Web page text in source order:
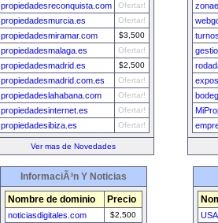
propiedadesreconquista.com Ofertar!
propiedadesmurcia.es Ofertar!
propiedadesmiramar.com $3,500
propiedadesmalaga.es Ofertar!
propiedadesmadrid.es $2,500
propiedadesmadrid.com.es Ofertar!
propiedadeslahabana.com Ofertar!
propiedadesinternet.es Ofertar!
propiedadesibiza.es Ofertar!
Ver mas de Novedades
InformaciÃ³n Y Noticias
Nombre de dominio Precio
noticiasdigitales.com $2,500